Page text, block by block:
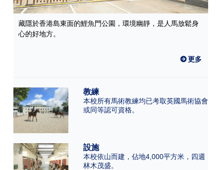
藏隱於香港島東面的鯉魚門公園，環境幽靜，是人馬放鬆身
心的好地方。
更多
教練
本校所有馬術教練均已考取英國馬術協會
或同等認可資格。
設施
本校依山而建，佔地4,000平方米，四週
林木茂盛。